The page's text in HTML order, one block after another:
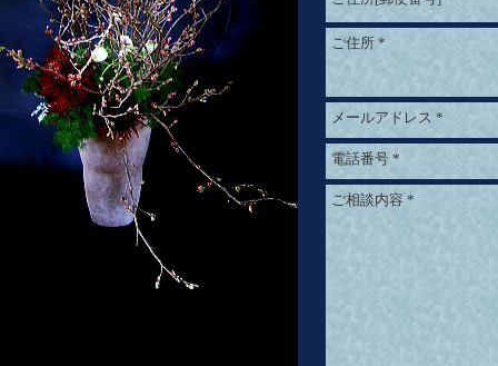
ご住所 *
メールアドレス *
電話番号 *
ご相談内容 *